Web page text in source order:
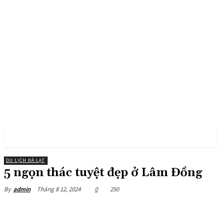
DU LỊCH ĐÀ LẠT
5 ngọn thác tuyệt đẹp ở Lâm Đồng
By admin Tháng 8 12, 2024 0 250